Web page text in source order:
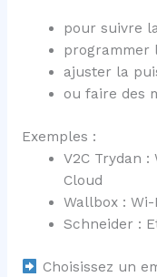
pour suivre
programmer
ajuster la
ou faire des
Exemples :
V2C Trydan
Cloud
Wallbox :
Schneider :
Choisissez un